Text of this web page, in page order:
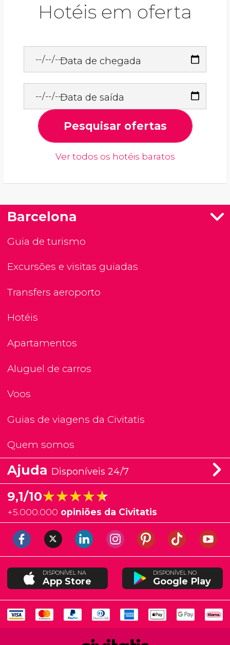
Hotéis em oferta
Data de chegada
Data de saída
Pesquisar ofertas
Ver todos os hotéis baratos
Barcelona
Guia de turismo
Excursões e visitas guiadas
Transfers aeroporto
Hotéis
Apartamentos
Aluguel de carros
Voos
Guias de viagens da Civitatis
Quem somos
Ajuda Disponíveis 24/7
9,1/10★★★★★
★★★★★
+5.000.000 opiniões da Civitatis
DISPONÍVEL NA
App Store
DISPONÍVEL NO
Google Play